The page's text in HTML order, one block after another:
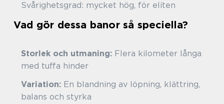
Svårighetsgrad: mycket hög, för eliten
Vad gör dessa banor så speciella?
Storlek och utmaning: Flera kilometer långa
med tuffa hinder
Variation: En blandning av löpning, klättring,
balans och styrka